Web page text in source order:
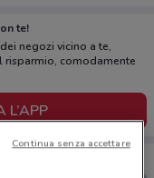
te!
negozi vicino a te,
risparmio, comodamente
L’APP
Continua senza accettare